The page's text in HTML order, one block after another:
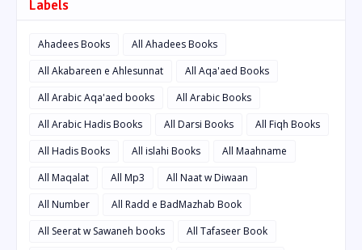
Labels
Ahadees Books
All Ahadees Books
All Akabareen e Ahlesunnat
All Aqa'aed Books
All Arabic Aqa'aed books
All Arabic Books
All Arabic Hadis Books
All Darsi Books
All Fiqh Books
All Hadis Books
All islahi Books
All Maahname
All Maqalat
All Mp3
All Naat w Diwaan
All Number
All Radd e BadMazhab Book
All Seerat w Sawaneh books
All Tafaseer Book